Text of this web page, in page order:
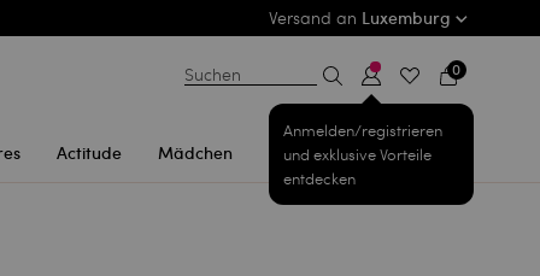
Versand an Luxemburg
Actitude Mädchen
Suchen
Anmelden/registrieren
und exklusive Vorteile
entdecken
0